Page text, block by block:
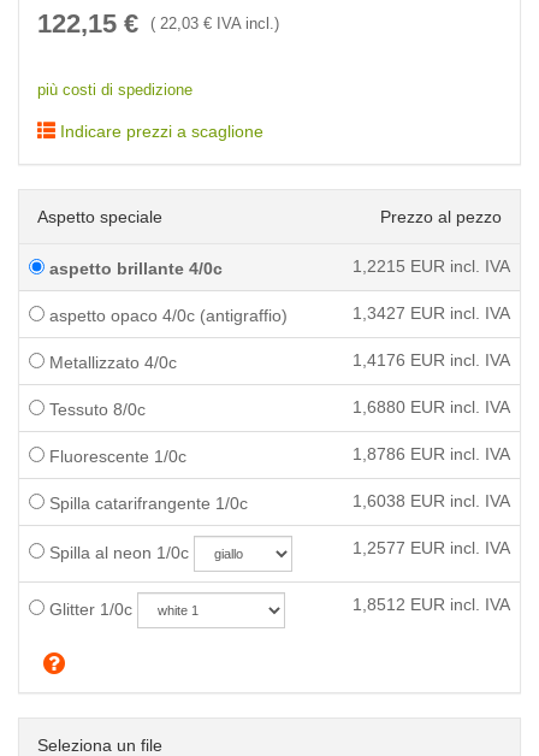
122,15 € ( 22,03 € IVA incl.)
più costi di spedizione
Indicare prezzi a scaglione
Aspetto speciale Prezzo al pezzo
aspetto brillante 4/0c 1,2215 EUR incl. IVA
aspetto opaco 4/0c (antigraffio) 1,3427 EUR incl. IVA
Metallizzato 4/0c 1,4176 EUR incl. IVA
Tessuto 8/0c 1,6880 EUR incl. IVA
Fluorescente 1/0c 1,8786 EUR incl. IVA
Spilla catarifrangente 1/0c 1,6038 EUR incl. IVA
Spilla al neon 1/0c 1,2577 EUR incl. IVA
Glitter 1/0c 1,8512 EUR incl. IVA
Seleziona un file